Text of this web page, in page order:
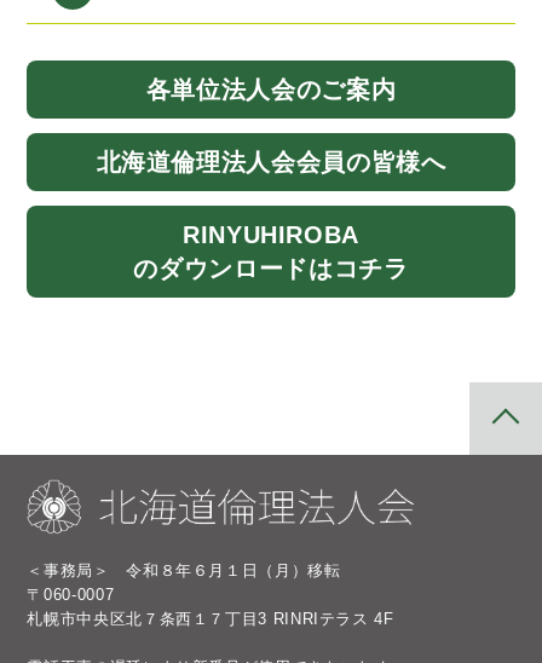
各単位法人会のご案内
北海道倫理法人会会員の皆様へ
RINYUHIROBA
のダウンロードはコチラ
＜事務局＞ 令和８年６月１日（月）移転
〒060-0007
札幌市中央区北７条西１７丁目3 RINRIテラス 4F